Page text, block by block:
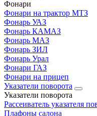
Фонари
Фонари на трактор МТЗ
Фонарь УАЗ
Фонарь КАМАЗ
Фонарь МАЗ
Фонарь ЗИЛ
Фонарь Урал
Фонари ГАЗ
Фонари на прицеп
Указатели поворота
Указатели поворота
Рассеиватель указателя
Плафоны салона